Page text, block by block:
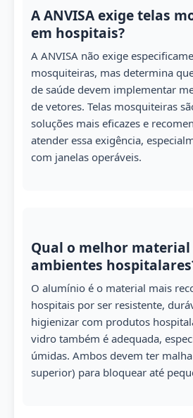
A ANVISA exige telas
em hospitais?
A ANVISA não exige
mosquiteiras, mas determina
de saúde devem implementar
de vetores. Telas mosquiteiras
soluções mais eficazes e
atender essa exigência,
com janelas operáveis.
Qual o melhor
ambientes
O alumínio é o material mais
hospitais por ser resistente,
higienizar com produtos
vidro também é adequada,
úmidas. Ambos devem ter
superior) para bloquear até